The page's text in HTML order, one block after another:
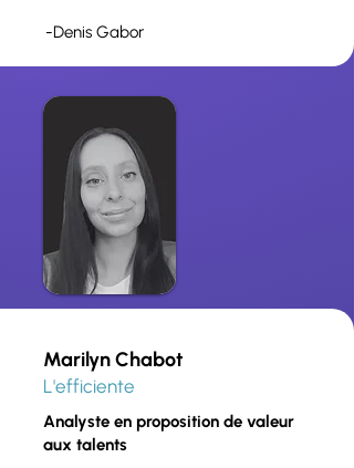
-Denis Gabor
Marilyn Chabot
L'efficiente
Analyste en proposition de valeur
aux talents